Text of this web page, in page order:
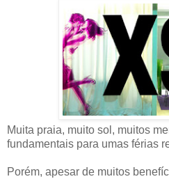
Muita praia, muito sol, muitos
fundamentais para umas férias
Porém, apesar de muitos